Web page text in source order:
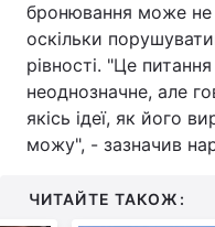
бронювання може не
оскільки
рівності. "Це
неоднозначне, але
якісь ідеї, як його
можу", - зазначив
ЧИТАЙТЕ ТАКОЖ: